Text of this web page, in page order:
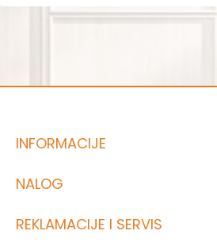
INFORMACIJE
NALOG
REKLAMACIJE I SERVIS